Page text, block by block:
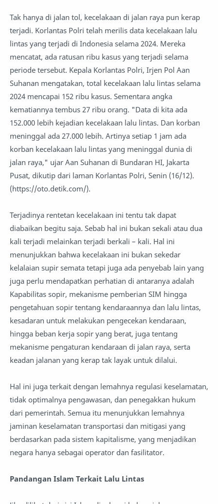
Tak hanya di jalan tol, kecelakaan di jalan raya pun kerap
terjadi. Korlantas Polri telah merilis data kecelakaan lalu
lintas yang terjadi di Indonesia selama 2024. Mereka
mencatat, ada ratusan ribu kasus yang terjadi selama
periode tersebut. Kepala Korlantas Polri, Irjen Pol Aan
Suhanan mengatakan, total kecelakaan lalu lintas selama
2024 mencapai 152 ribu kasus. Sementara angka
kematiannya tembus 27 ribu orang. "Data di kita ada
152.000 lebih kejadian kecelakaan lalu lintas. Dan korban
meninggal ada 27.000 lebih. Artinya setiap 1 jam ada
korban kecelakaan lalu lintas yang meninggal dunia di
jalan raya," ujar Aan Suhanan di Bundaran HI, Jakarta
Pusat, dikutip dari laman Korlantas Polri, Senin (16/12).
(https://oto.detik.com/).
Terjadinya rentetan kecelakaan ini tentu tak dapat
diabaikan begitu saja. Sebab hal ini bukan sekali atau dua
kali terjadi melainkan terjadi berkali – kali. Hal ini
menunjukkan bahwa kecelakaan ini bukan sekedar
kelalaian supir semata tetapi juga ada penyebab lain yang
juga perlu mendapatkan perhatian di antaranya adalah
Kapabilitas sopir, mekanisme pemberian SIM hingga
pengetahuan sopir tentang kendaraannya dan lalu lintas,
kesadaran untuk melakukan pengecekan kendaraan,
hingga beban kerja sopir yang berat, juga tentang
mekanisme pengaturan kendaraan di jalan raya, serta
keadan jalanan yang kerap tak layak untuk dilalui.
Hal ini juga terkait dengan lemahnya regulasi keselamatan,
tidak optimalnya pengawasan, dan penegakkan hukum
dari pemerintah. Semua itu menunjukkan lemahnya
jaminan keselamatan transportasi dan mitigasi yang
berdasarkan pada sistem kapitalisme, yang menjadikan
negara hanya sebagai operator dan fasilitator.
Pandangan Islam Terkait Lalu Lintas